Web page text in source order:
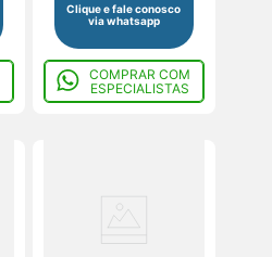
Clique e fale conosco
via whatsapp
COMPRAR COM
ESPECIALISTAS